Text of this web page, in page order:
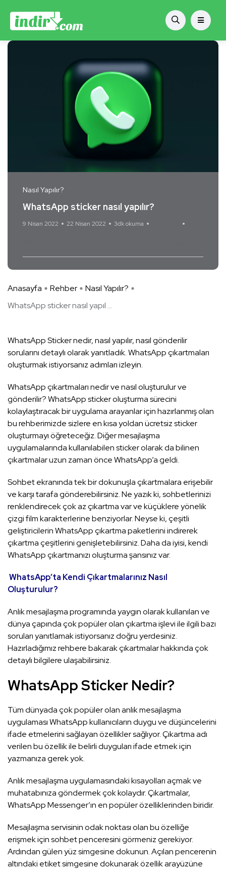
Nasıl Yapılır?
WhatsApp sticker nasıl yapılır?
9 Nisan 2022 22 Nisan 2022 3dk okuma
Anasayfa Rehber
Nasıl Yapılır?
WhatsApp sticker nasıl yapıl ...
WhatsApp Sticker nedir, nasıl yapılır, nasıl gönderilir
sorularını detaylı olarak yanıtladık. WhatsApp çıkartmaları
oluşturmak istiyorsanız adımları izleyin.
WhatsApp çıkartmaları nedir ve nasıl oluşturulur ve
gönderilir? WhatsApp sticker oluşturma sürecini
kolaylaştıracak bir uygulama arayanlar için hazırlanmış olan
bu rehberimizde sizlere en kısa yoldan ücretsiz sticker
oluşturmayı öğreteceğiz. Diğer mesajlaşma
uygulamalarında kullanılabilen sticker olarak da bilinen
çıkartmalar uzun zaman önce WhatsApp’a geldi.
Sohbet ekranında tek bir dokunuşla çıkartmalara erişebilir
ve karşı tarafa gönderebilirsiniz. Ne yazık ki, sohbetlerinizi
renklendirecek çok az çıkartma var ve küçüklere yönelik
çizgi film karakterlerine benziyorlar. Neyse ki, çeşitli
geliştiricilerin WhatsApp çıkartma paketlerini indirerek
çıkartma çeşitlerini genişletebilirsiniz. Daha da iyisi, kendi
WhatsApp çıkartmanızı oluşturma şansınız var.
WhatsApp’ta Kendi Çıkartmalarınız Nasıl
Oluşturulur?
Anlık mesajlaşma programında yaygın olarak kullanılan ve
dünya çapında çok popüler olan çıkartma işlevi ile ilgili bazı
soruları yanıtlamak istiyorsanız doğru yerdesiniz.
Hazırladığımız rehbere bakarak çıkartmalar hakkında çok
detaylı bilgilere ulaşabilirsiniz.
WhatsApp Sticker Nedir?
Tüm dünyada çok popüler olan anlık mesajlaşma
uygulaması WhatsApp kullanıcıların duygu ve düşüncelerini
ifade etmelerini sağlayan özellikler sağlıyor. Çıkartma adı
verilen bu özellik ile belirli duyguları ifade etmek için
yazmanıza gerek yok.
Anlık mesajlaşma uygulamasındaki kısayolları açmak ve
muhatabınıza göndermek çok kolaydır. Çıkartmalar,
WhatsApp Messenger’ın en popüler özelliklerinden biridir.
Mesajlaşma servisinin odak noktası olan bu özelliğe
erişmek için sohbet penceresini görmeniz gerekiyor.
Ardından gülen yüz simgesine dokunun. Açılan pencerenin
altındaki etiket simgesine dokunarak özellik arayüzüne